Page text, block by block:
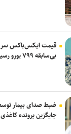
قیمت ایکس‌باکس سری
بی‌سابقه ۷۹۹ یورو رسید
ضبط صدای بیمار
جایگزین پرونده